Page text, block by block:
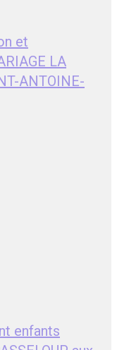
et
LA
ANTOINE-
enfants